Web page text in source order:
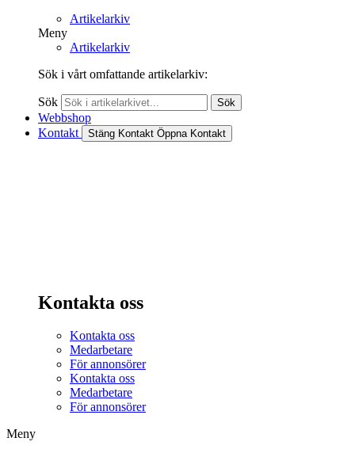
Artikelarkiv
Meny
Artikelarkiv
Sök i vårt omfattande artikelarkiv:
Sök Sök
Webbshop
Kontakt
Stäng Kontakt Öppna Kontakt
Kontakta oss
Kontakta oss
Medarbetare
För annonsörer
Kontakta oss
Medarbetare
För annonsörer
Meny